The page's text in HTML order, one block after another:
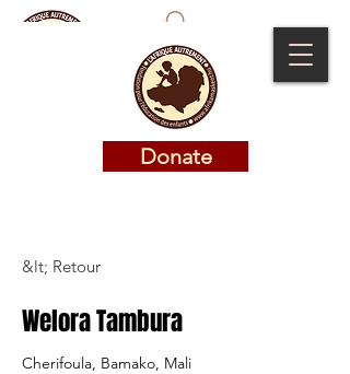
Donate
Donate
&lt; Retour
Welora Tambura
Cherifoula, Bamako, Mali